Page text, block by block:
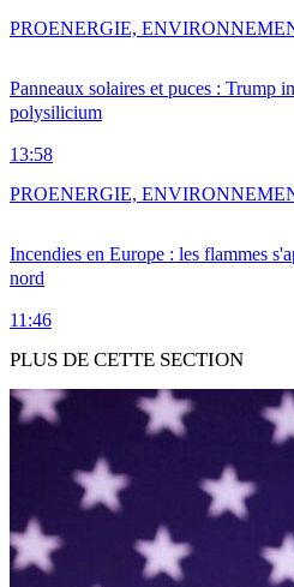
Panneaux solaires et puces : Trump
polysilicium
13:58
PROENERGIE,
Incendies en Europe : les flammes
nord
11:46
PROENERGIE,
PLUS DE CETTE SECTION